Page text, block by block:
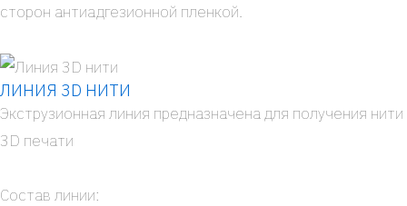
сто­рон анти­ад­ге­зи­он­ной плен­кой.
ЛИНИЯ 3D НИТИ
Экс­тру­зи­он­ная линия пред­на­зна­че­на для полу­че­ния нити
3D печа­ти
Состав линии: